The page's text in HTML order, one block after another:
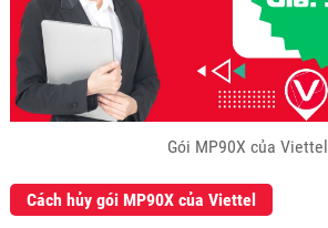
Gói MP90X của Viettel
Cách hủy gói MP90X của Viettel